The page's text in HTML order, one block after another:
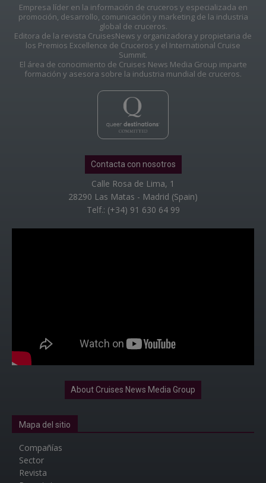
Empresa líder en la información de cruceros y especializada en
promoción, desarrollo, comunicación y marketing de la industria
global de cruceros.
Editora de la revista CruisesNews y organizadora y propietaria de
los Premios Excellence de Cruceros y el International Cruise
Summit.
El área de conocimiento de Cruises News Media Group imparte
formación y asesora sobre la industria mundial de cruceros.
Contacta con nosotros
Calle Rosa de Lima, 1
28290 Las Matas - Madrid (Spain)
Telf.: (+34) 91 630 64 99
About Cruises News Media Group
Mapa del sitio
Compañías
Sector
Revista